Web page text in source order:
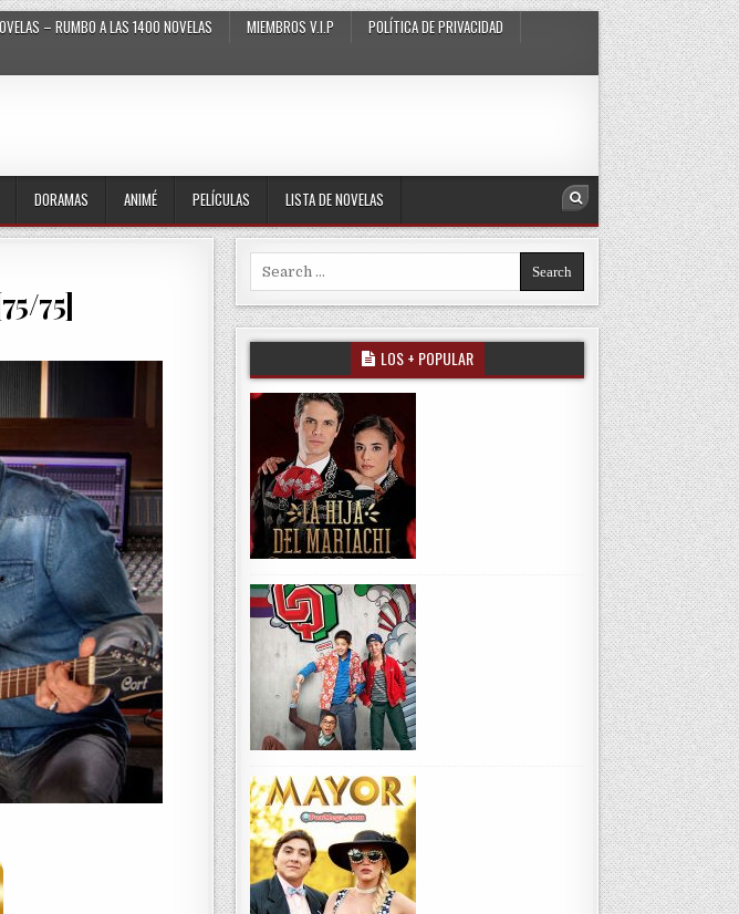
– RUMBO A LAS 1400 NOVELAS MIEMBROS V.I.P
POLÍTICA DE PRIVACIDAD
DORAMAS ANIMÉ PELÍCULAS LISTA DE NOVELAS Search
75]
Search for:
LOS + POPULAR